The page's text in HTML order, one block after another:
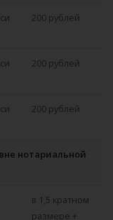
200 рублей
200 рублей
200 рублей
нотариальной
в 1,5 кратном
размере +